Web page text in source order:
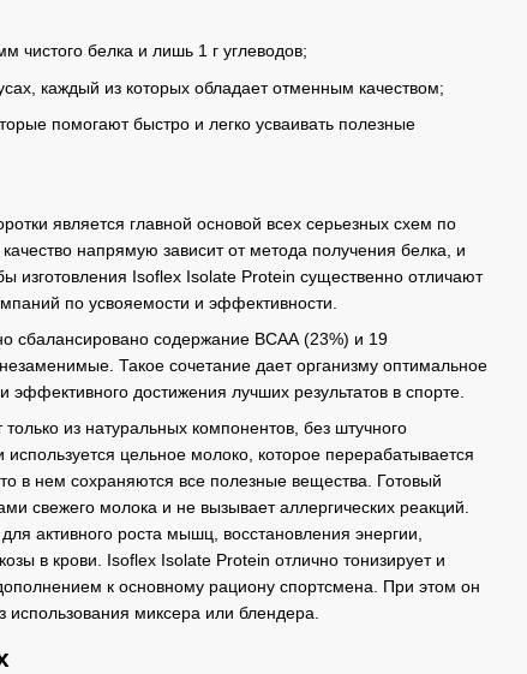
чистого белка и лишь 1 г углеводов;
каждый из которых обладает отменным качеством;
помогают быстро и легко усваивать полезные
является главной основой всех серьезных схем по
напрямую зависит от метода получения белка, и
изготовления Isoflex Isolate Protein существенно отличают
по усвояемости и эффективности.
сбалансировано содержание ВСАА (23%) и 19
Такое сочетание дает организму оптимальное
эффективного достижения лучших результатов в спорте.
только из натуральных компонентов, без штучного
цельное молоко, которое перерабатывается
в нем сохраняются все полезные вещества. Готовый
свежего молока и не вызывает аллергических реакций.
активного роста мышц, восстановления энергии,
в крови. Isoflex Isolate Protein отлично тонизирует и
к основному рациону спортсмена. При этом он
миксера или блендера.